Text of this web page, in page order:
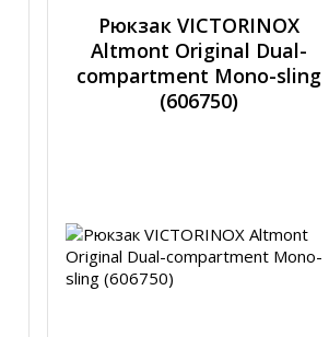
Рюкзак VICTORINOX
Altmont Original Dual-
compartment Mono-sling
(606750)